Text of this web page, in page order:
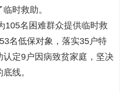
时救助。
名困难群众提供临时救
名低保对象，落实35户特
认定9户因病致贫家庭，坚决
线。